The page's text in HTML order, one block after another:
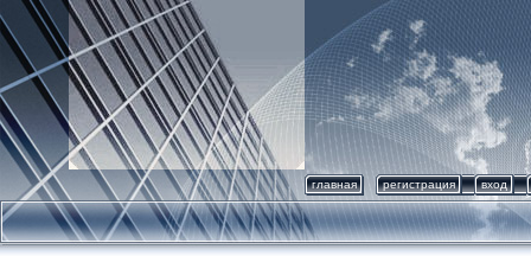
главная регистрация вход